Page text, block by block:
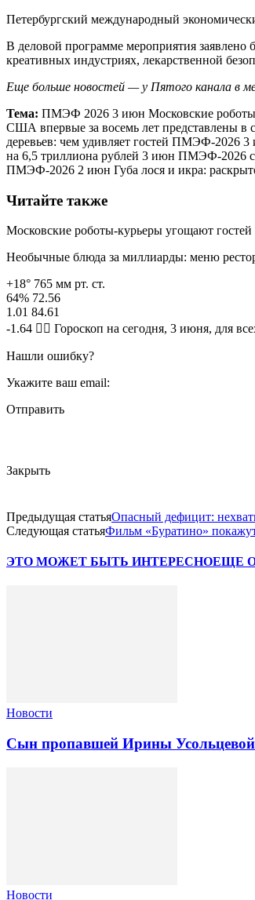
Петербургский международный
В деловой программе мероприятия заявлено
креативных индустриях, лекарственной
Еще больше новостей — у Пятого канала в
Тема: ПМЭФ 2026 3 июн Московские
США впервые за восемь лет представлены
деревьев: чем удивляет гостей ПМЭФ-
на 6,5 триллиона рублей 3 июн ПМЭФ-2026
ПМЭФ-2026 2 июн Губа лося и икра:
Читайте также
Московские роботы-курьеры угощают
Необычные блюда за миллиарды: меню
+18° 765 мм рт. ст.
64% 72.56
1.01 84.61
-1.64 🧙‍♀ Гороскоп на сегодня, 3 июня, для
Нашли ошибку?
Укажите ваш email:
Отправить
Закрыть
Предыдущая статьяОпасный дефицит:
Следующая статьяФильм «Буратино»
ЭТО МОЖЕТ БЫТЬ ИНТЕРЕСНОЕЩЕ
Новости
Сын пропавшей Ирины Усольцевой
Новости